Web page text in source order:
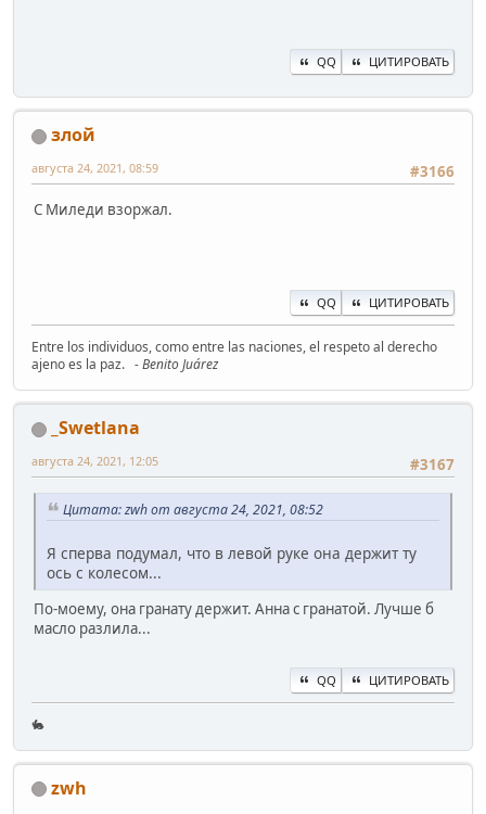
QQ ЦИТИРОВАТЬ
злой
#3166
августа 24, 2021, 08:59
С Миледи взоржал.
QQ ЦИТИРОВАТЬ
Entre los individuos, como entre las naciones, el respeto al derecho
ajeno es la paz. - Benito Juárez
_Swetlana
#3167
августа 24, 2021, 12:05
Цитата: zwh от августа 24, 2021, 08:52
Я сперва подумал, что в левой руке она держит ту
ось с колесом...
По-моему, она гранату держит. Анна с гранатой. Лучше б
масло разлила...
QQ ЦИТИРОВАТЬ
🐇
zwh